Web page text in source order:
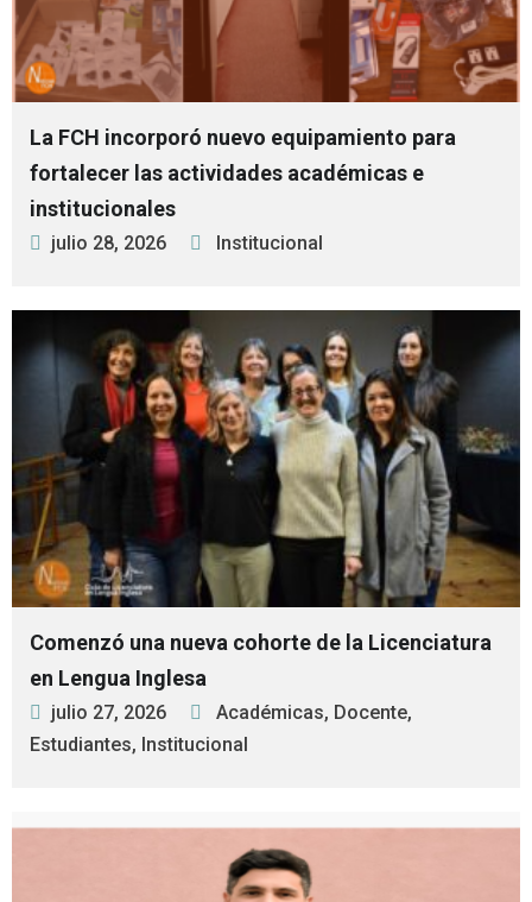
La FCH incorporó nuevo equipamiento para
fortalecer las actividades académicas e
institucionales
julio 28, 2026 Institucional
Comenzó una nueva cohorte de la Licenciatura
en Lengua Inglesa
julio 27, 2026 Académicas, Docente,
Estudiantes, Institucional